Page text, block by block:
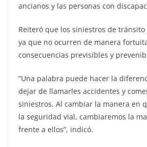
ancianos y las personas con
Reiteró que los siniestros de
ya que no ocurren de manera
consecuencias previsibles y
“Una palabra puede hacer la
dejar de llamarles accidentes y
siniestros. Al cambiar la manera en
la seguridad vial, cambiaremos la
frente a ellos”, indicó.